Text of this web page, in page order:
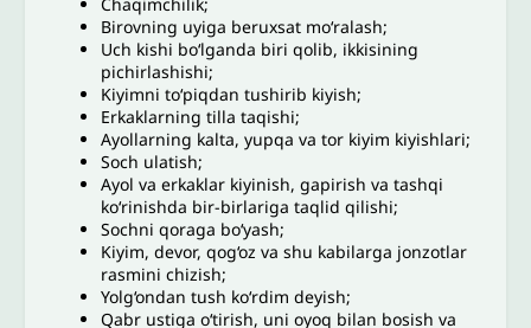
Birovning uyiga beruxsat mo‘ralash;
Uch kishi bo‘lganda biri qolib, ikkisining
pichirlashishi;
Kiyimni to‘piqdan tushirib kiyish;
Erkaklarning tilla taqishi;
Ayollarning kalta, yupqa va tor kiyim kiyishlari;
Soch ulatish;
Ayol va erkaklar kiyinish, gapirish va tashqi
ko‘rinishda bir-birlariga taqlid qilishi;
Sochni qoraga bo‘yash;
Kiyim, devor, qog‘oz va shu kabilarga jonzotlar
rasmini chizish;
Yolg‘ondan tush ko‘rdim deyish;
Qabr ustiga o‘tirish, uni oyoq bilan bosish va